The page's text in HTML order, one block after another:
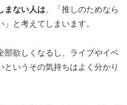
まない人は 、「推しのためなら
と考えてしまいます。
部欲しくなるし、ライブやイベ
というその気持ちはよく分かり